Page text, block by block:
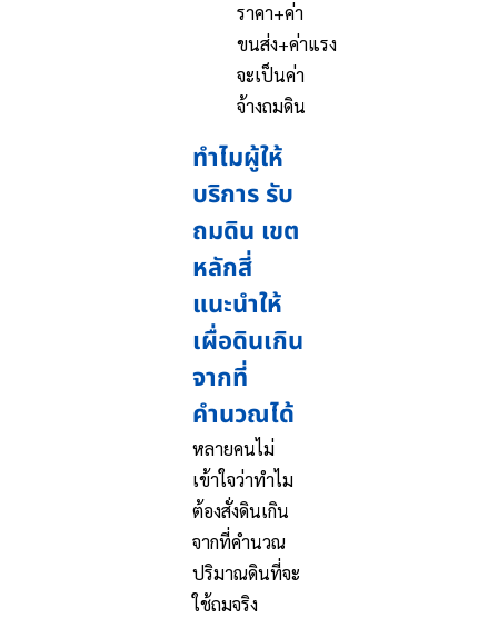
ราคา+ค่า
ขนส่ง+ค่าแรง
จะเป็นค่า
จ้างถมดิน
ทำไมผู้ให้
บริการ รับ
ถมดิน เขต
หลักสี่
แนะนำให้
เผื่อดินเกิน
จากที่
คำนวณได้
หลายคนไม่
เข้าใจว่าทำไม
ต้องสั่งดินเกิน
จากที่คำนวณ
ปริมาณดินที่จะ
ใช้ถมจริง